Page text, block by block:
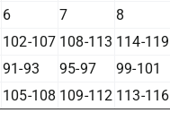
6 7 8
102-107 108-113 114-119
91-93 95-97 99-101
105-108 109-112 113-116